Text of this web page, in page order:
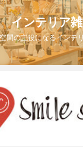
インテリア
空間の主役になるインテ